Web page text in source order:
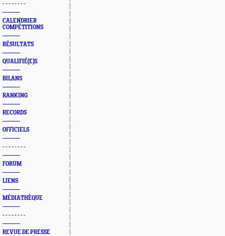
- - - - - - - -
CALENDRIER
COMPÉTITIONS
RÉSULTATS
QUALIFIÉ(E)S
BILANS
RANKING
RECORDS
OFFICIELS
- - - - - - - -
FORUM
LIENS
MÉDIATHÈQUE
- - - - - - - -
REVUE DE PRESSE